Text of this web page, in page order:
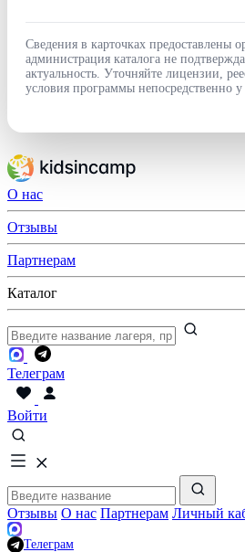
Сведения в карточках предоставлены
администрация каталога не
актуальность. Уточняйте лицензии,
условия программы непосредственно у
О нас
Отзывы
Партнерам
Каталог
Телеграм
Войти
Отзывы О нас Партнерам Личный
Телеграм